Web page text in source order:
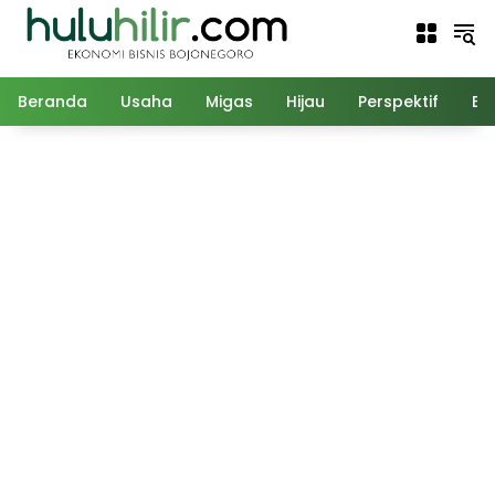
Langsung
Beranda Usaha Migas Hijau Perspektif